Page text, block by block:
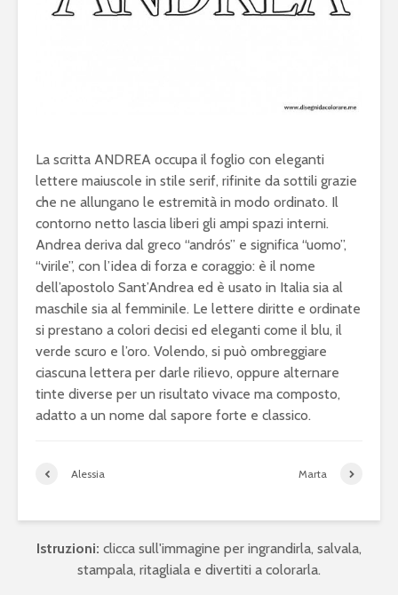
La scritta ANDREA occupa il foglio con eleganti
lettere maiuscole in stile serif, rifinite da sottili grazie
che ne allungano le estremità in modo ordinato. Il
contorno netto lascia liberi gli ampi spazi interni.
Andrea deriva dal greco “andrós” e significa “uomo”,
“virile”, con l’idea di forza e coraggio: è il nome
dell’apostolo Sant’Andrea ed è usato in Italia sia al
maschile sia al femminile. Le lettere diritte e ordinate
si prestano a colori decisi ed eleganti come il blu, il
verde scuro e l’oro. Volendo, si può ombreggiare
ciascuna lettera per darle rilievo, oppure alternare
tinte diverse per un risultato vivace ma composto,
adatto a un nome dal sapore forte e classico.
Alessia Marta
Istruzioni: clicca sull'immagine per ingrandirla, salvala,
stampala, ritagliala e divertiti a colorarla.